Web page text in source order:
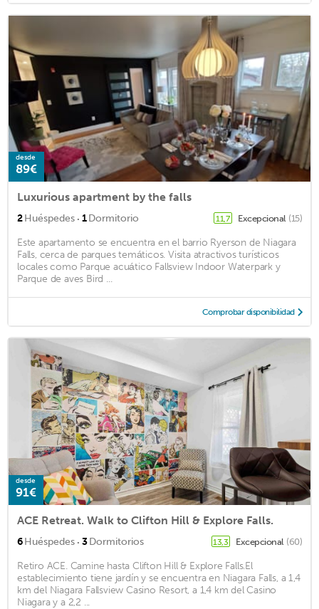
desde
89€
Luxurious apartment by the falls
2Huéspedes · 1Dormitorio 11,7 Excepcional (15)
Este apartamento se encuentra en el barrio Ryerson de Niagara
Falls, cerca de parques temáticos. Visita atractivos turísticos
locales como Parque acuático Fallsview Indoor Waterpark y
Parque de aves Bird ...
Comprobar disponibilidad
desde
91€
ACE Retreat. Walk to Clifton Hill & Explore Falls.
6Huéspedes · 3Dormitorios 13,3 Excepcional (60)
Retiro ACE. Camine hasta Clifton Hill & Explore Falls.El
establecimiento tiene jardín y se encuentra en Niagara Falls, a 1,4
km del Niagara Fallsview Casino Resort, a 1,4 km del Casino
Niagara y a 2,2 ...